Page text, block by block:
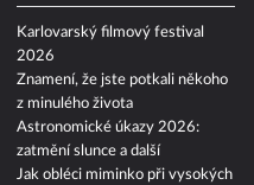
Karlovarský filmový festival
2026
Znamení, že jste potkali někoho
z minulého života
Astronomické úkazy 2026:
zatmění slunce a další
Jak obléci miminko při vysokých